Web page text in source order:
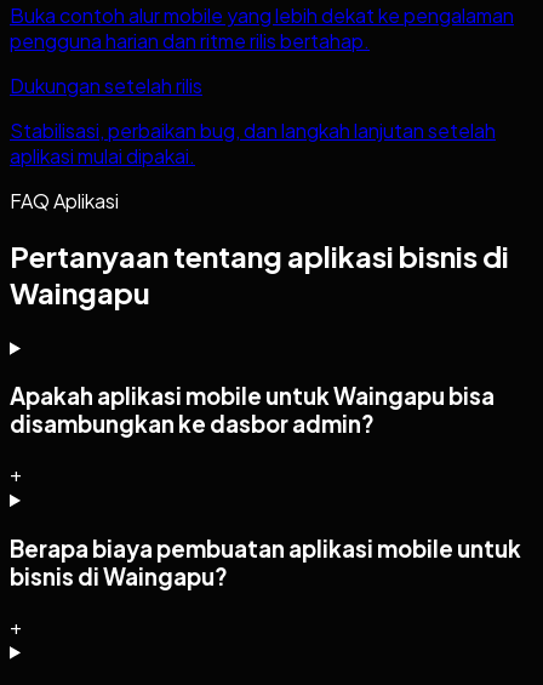
Buka contoh alur mobile yang lebih dekat ke pengalaman
pengguna harian dan ritme rilis bertahap.
Dukungan setelah rilis
Stabilisasi, perbaikan bug, dan langkah lanjutan setelah
aplikasi mulai dipakai.
FAQ Aplikasi
Pertanyaan tentang aplikasi bisnis di
Waingapu
Apakah aplikasi mobile untuk Waingapu bisa
disambungkan ke dasbor admin?
+
Berapa biaya pembuatan aplikasi mobile untuk
bisnis di Waingapu?
+